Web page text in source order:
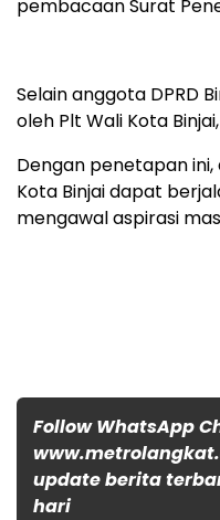
pembacaan Surat
Selain anggota DPRD
oleh Plt Wali Kota
Dengan penetapan
Kota Binjai dapat
mengawal aspirasi
Follow WhatsApp
update berita
hari